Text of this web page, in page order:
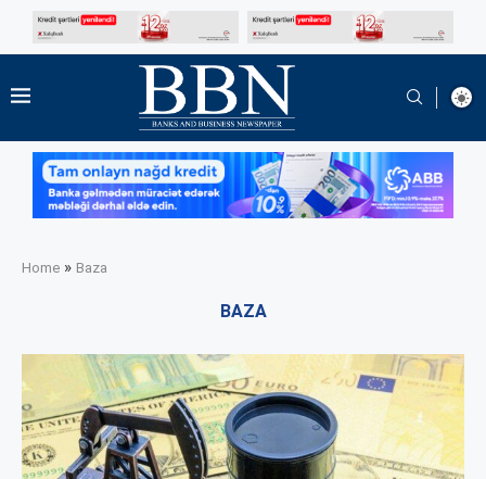
Home » Baza
BAZA